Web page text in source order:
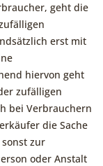
geht die
erst mit
hiervon geht
zufälligen
bei Verbrauchern
die Sache
zur
oder Anstalt